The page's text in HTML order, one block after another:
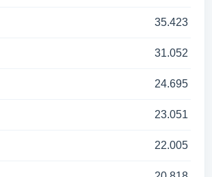
35.423
31.052
24.695
23.051
22.005